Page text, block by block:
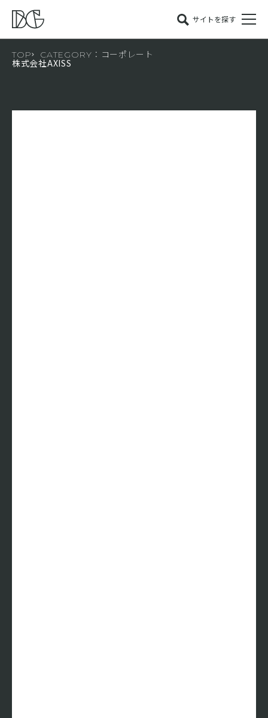
サイトを探す
TOP CATEGORY：コーポレート
株式会社AXISS